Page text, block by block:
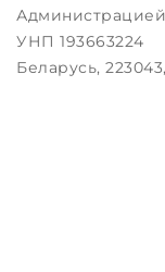
УНП 193663224
Беларусь,